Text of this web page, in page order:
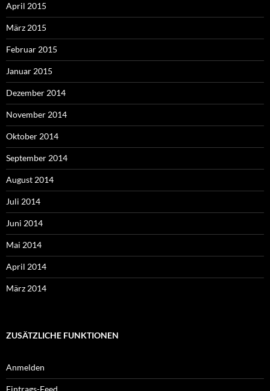
April 2015
März 2015
Februar 2015
Januar 2015
Dezember 2014
November 2014
Oktober 2014
September 2014
August 2014
Juli 2014
Juni 2014
Mai 2014
April 2014
März 2014
ZUSÄTZLICHE FUNKTIONEN
Anmelden